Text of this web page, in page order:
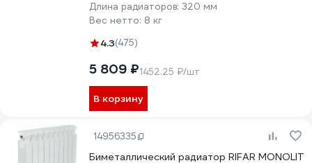
Длина радиаторов: 320 мм
Вес нетто: 8 кг
4.3(475)
5 809 ₽1452.25 ₽/шт
В корзину
14956335
Биметаллический радиатор RIFAR MONOLIT